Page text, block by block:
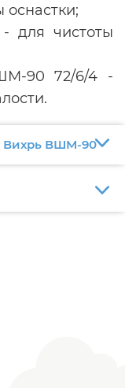
для чистоты
90 72/6/4 -
ВШМ-90